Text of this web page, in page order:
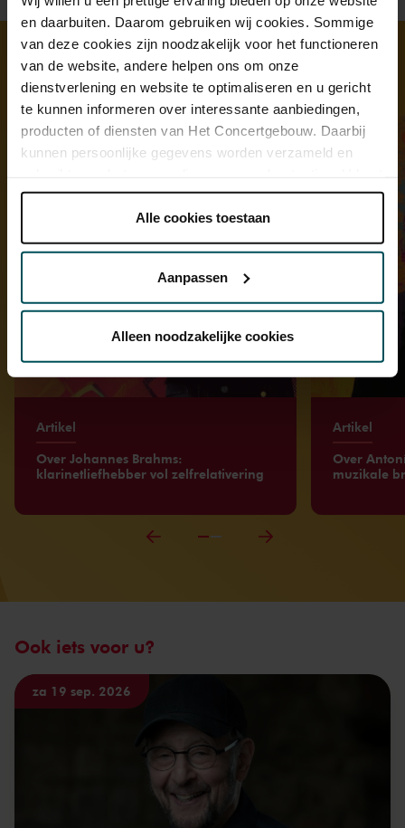
en daarbuiten. Daarom gebruiken wij cookies. Sommige
van deze cookies zijn noodzakelijk voor het functioneren
van de website, andere helpen ons om onze
dienstverlening en website te optimaliseren en u gericht
te kunnen informeren over interessante aanbiedingen,
producten of diensten van Het Concertgebouw. Daarbij
kunnen persoonlijke gegevens worden verzameld en
onder 'aanpassen' zelf welke cookies wij mogen
Lees onze cookieverklaring hier. Lees onze
Via decookieverklaringop onze website kunt u uw
We werken samen met
die uw gegevens
Alle cookies toestaan
Aanpassen
Alleen noodzakelijke cookies
Ontdek meer
Artikel
Over Johannes Brahms:
klarinetliefhebber vol zelfrelativering
Artikel
Over
muzikale
Ook iets voor u?
za 19 sep. 2026